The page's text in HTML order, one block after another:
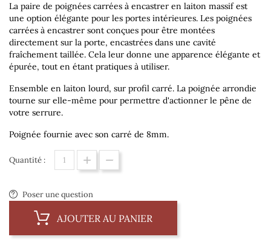
La paire de poignées carrées à encastrer en laiton massif est
une option élégante pour les portes intérieures. Les poignées
carrées à encastrer sont conçues pour être montées
directement sur la porte, encastrées dans une cavité
fraîchement taillée. Cela leur donne une apparence élégante et
épurée, tout en étant pratiques à utiliser.
Ensemble en laiton lourd, sur profil carré. La poignée arrondie
tourne sur elle-même pour permettre d'actionner le pêne de
votre serrure.
Poignée fournie avec son carré de 8mm.
Quantité :
Poser une question
AJOUTER AU PANIER